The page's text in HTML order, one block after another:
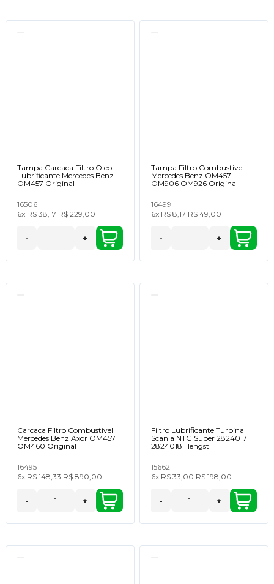
Tampa Carcaca Filtro Oleo
Lubrificante Mercedes Benz
OM457 Original
16506
6x R$ 38,17 R$ 229,00
- +
Tampa Filtro Combustivel
Mercedes Benz OM457
OM906 OM926 Original
16499
6x R$ 8,17 R$ 49,00
- +
Carcaca Filtro Combustivel
Mercedes Benz Axor OM457
OM460 Original
16495
6x R$ 148,33 R$ 890,00
- +
Filtro Lubrificante Turbina
Scania NTG Super 2824017
2824018 Hengst
15662
6x R$ 33,00 R$ 198,00
- +